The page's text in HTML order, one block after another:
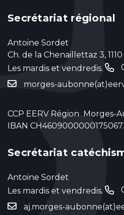
Secrétariat régional
Antoine Sordet
Ch. de la Chenaillettaz 3,
Les mardis et vendredis.
morges-
CCP EERV Région Morges-
IBAN
Secrétariat
Antoine Sordet
Les mardis et vendredis.
aj.morges-